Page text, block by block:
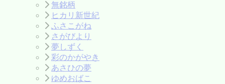
無銘柄
ヒカリ新世紀
ふさこがね
さがびより
夢しずく
彩のかがやき
あさひの夢
ゆめおばこ